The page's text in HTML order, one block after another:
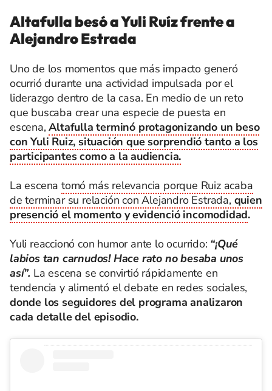
Altafulla besó a Yuli Ruíz frente a
Alejandro Estrada
Uno de los momentos que más impacto generó
ocurrió durante una actividad impulsada por el
liderazgo dentro de la casa. En medio de un reto
que buscaba crear una especie de puesta en
escena,Altafulla terminó protagonizando un beso
con Yuli Ruiz, situación que sorprendió tanto a los
participantes como a la audiencia.
La escenatomó más relevancia porque Ruiz acaba
de terminar su relación con Alejandro Estrada, quien
presenció el momento y evidenció incomodidad.
Yuli reaccionó con humor ante lo ocurrido: “¡Qué
labios tan carnudos! Hace rato no besaba unos
así”. La escena se convirtió rápidamente en
tendencia y alimentó el debate en redes sociales,
donde los seguidores del programa analizaron
cada detalle del episodio.